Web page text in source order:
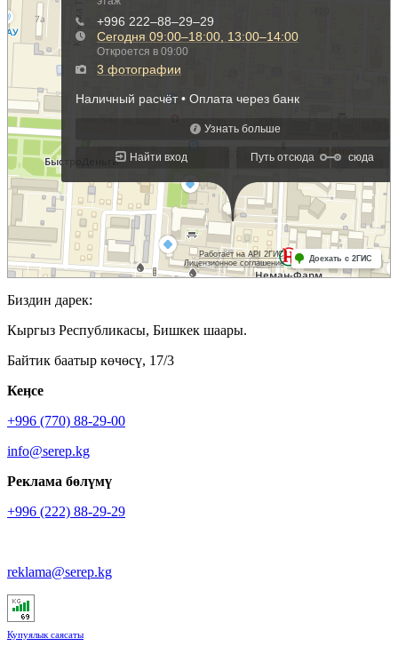
Биздин дарек:
Кыргыз Республикасы, Бишкек шаары.
Байтик баатыр көчөсү, 17/3
Кеӊсе
+996 (770) 88-29-00
info@serep.kg
Реклама бөлүмү
+996 (222) 88-29-29
reklama@serep.kg
Купуялык саясаты